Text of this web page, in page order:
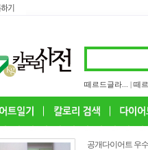
떼르드글라... 떼
공개다이어트 우